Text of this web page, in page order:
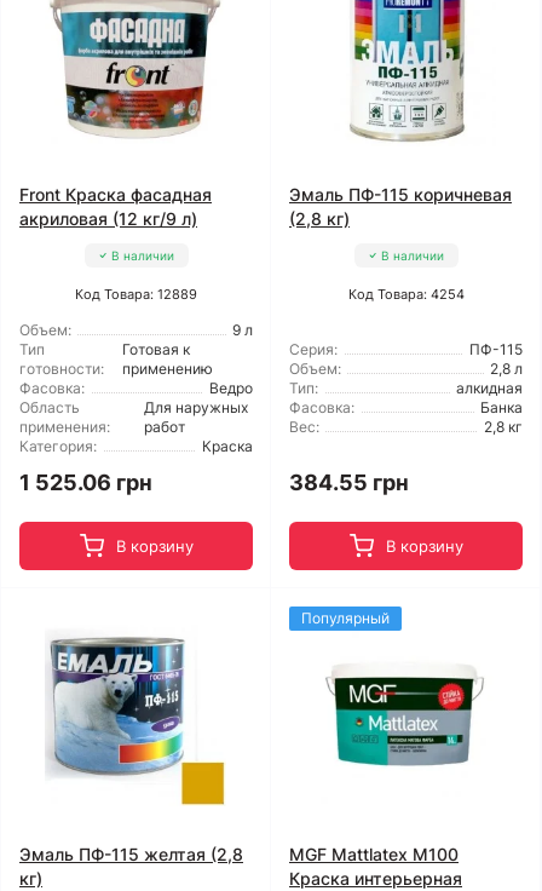
Front Краска фасадная
акриловая (12 кг/9 л)
В наличии
Код Товара: 12889
Объем:
9 л
Тип
готовности:
Готовая к
применению
Фасовка:
Ведро
Область
применения:
Для наружных
работ
Категория:
Краска
1 525.06 грн
В корзину
Эмаль ПФ-115 коричневая
(2,8 кг)
В наличии
Код Товара: 4254
Серия:
ПФ-115
Объем:
2,8 л
Тип:
алкидная
Фасовка:
Банка
Вес:
2,8 кг
384.55 грн
В корзину
Эмаль ПФ-115 желтая (2,8
кг)
Популярный
MGF Mattlatex М100
Краска интерьерная